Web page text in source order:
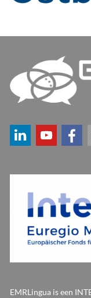
EMRLingua is een